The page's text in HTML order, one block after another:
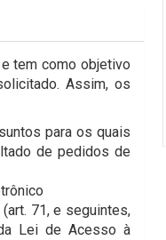
tem como objetivo
Assim, os
para os quais
de pedidos de
71, e seguintes,
Lei de Acesso à